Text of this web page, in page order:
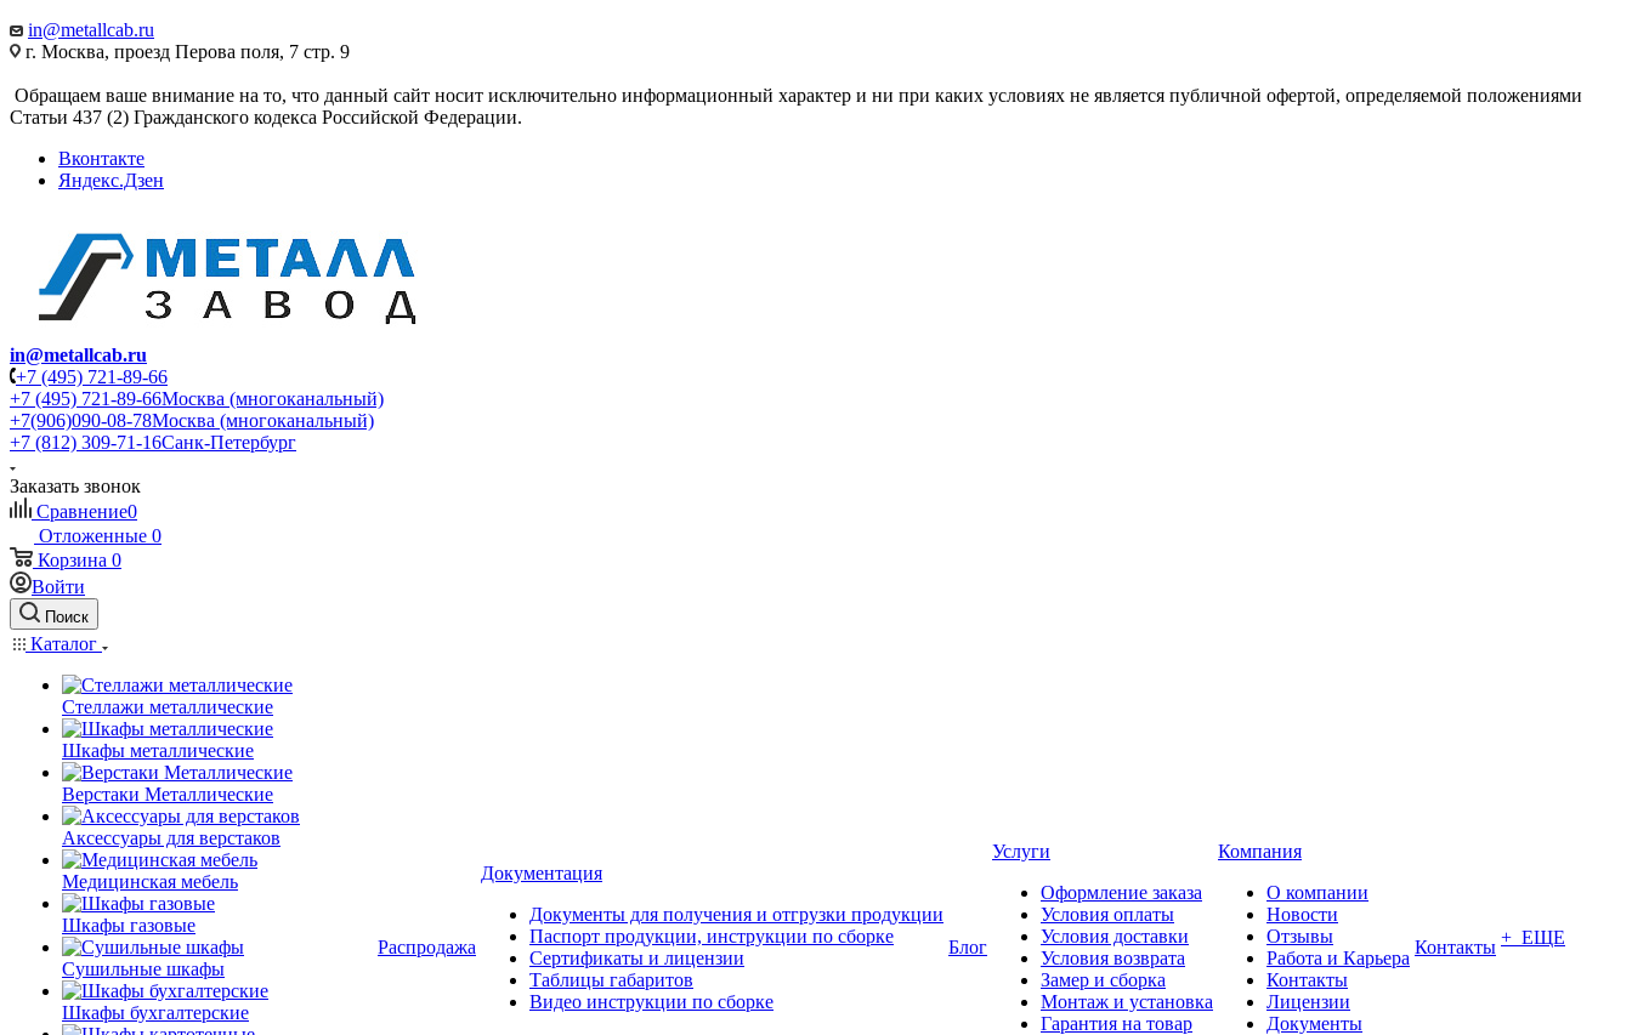
in@metallcab.ru
г. Москва, проезд Перова поля, 7 стр. 9
Обращаем ваше внимание на то, что данный сайт носит исключительно информационный характер и ни при каких условиях не является публичной офертой, определяемой положениями
Статьи 437 (2) Гражданского кодекса Российской Федерации.
Вконтакте
Яндекс.Дзен
in@metallcab.ru
+7 (495) 721-89-66
+7 (495) 721-89-66Москва (многоканальный)
+7(906)090-08-78Москва (многоканальный)
+7 (812) 309-71-16Санк-Петербург
Заказать звонок
Сравнение0
Отложенные 0
Корзина 0
Войти
Поиск
Каталог
Стеллажи металлические
Шкафы металлические
Верстаки Металлические
Аксессуары для верстаков
Медицинская мебель
Шкафы газовые
Сушильные шкафы
Шкафы бухгалтерские
Распродажа
Документация
Документы для получения и отгрузки продукции
Паспорт продукции, инструкции по сборке
Сертификаты и лицензии
Таблицы габаритов
Видео инструкции по сборке
Блог
Услуги
Оформление заказа
Условия оплаты
Условия доставки
Условия возврата
Замер и сборка
Монтаж и установка
Гарантия на товар
Компания
О компании
Новости
Отзывы
Работа и Карьера
Контакты
Лицензии
Документы
Контакты + ЕЩЕ